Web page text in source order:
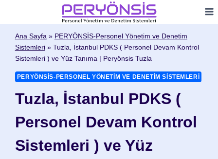
contentAna Sayfa» PERYÖNSİS-Personel Yönetim ve Denetim
Sistemleri» Tuzla, İstanbul PDKS ( Personel Devam Kontrol
Sistemleri ) ve Yüz Tanıma | Peryönsis Tuzla
PERYÖNSİS-PERSONEL YÖNETIM VE DENETIM SISTEMLERI
Tuzla, İstanbul PDKS (
Personel Devam Kontrol
Sistemleri ) ve Yüz